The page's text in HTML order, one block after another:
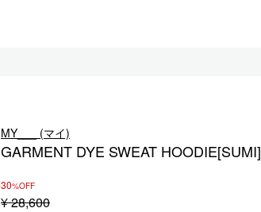
MY___ (マイ)
GARMENT DYE SWEAT HOODIE[SUMI]
30%OFF
¥28,600